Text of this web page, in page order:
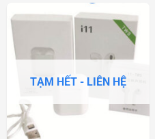
TẠM HẾT - LIÊN HỆ